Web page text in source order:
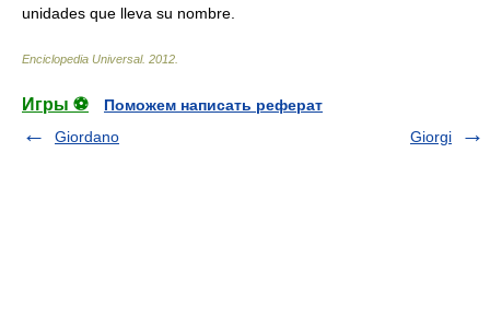
unidades que lleva su nombre.
Enciclopedia Universal. 2012
Игры ⚽
Поможем написать реферат
Giordano
Giorgi